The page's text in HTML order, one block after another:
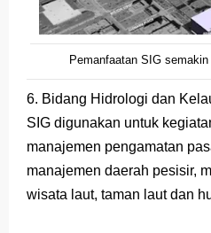
Pemanfaatan SIG
6. Bidang Hidrologi dan
SIG digunakan untuk
manajemen pengamatan
manajemen daerah pesisir,
wisata laut, taman laut dan